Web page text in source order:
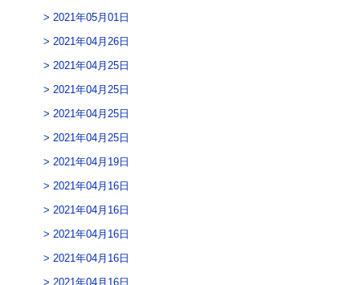
2021年05月01日
2021年04月26日
2021年04月25日
2021年04月25日
2021年04月25日
2021年04月25日
2021年04月19日
2021年04月16日
2021年04月16日
2021年04月16日
2021年04月16日
2021年04月16日